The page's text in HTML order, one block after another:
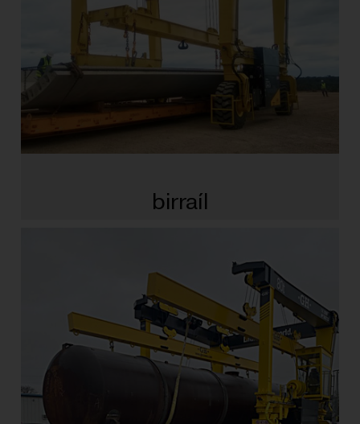
birraíl